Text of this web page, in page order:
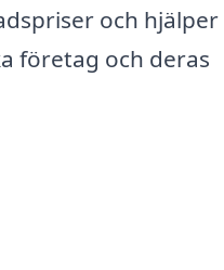
och hjälper
företag och deras